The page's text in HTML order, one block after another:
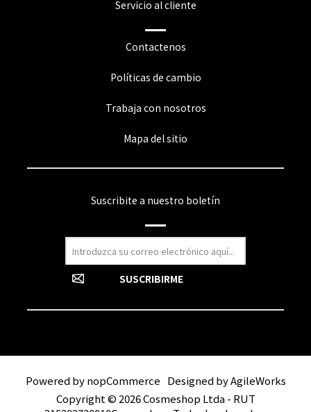
Servicio al cliente
Contactenos
Políticas de cambio
Trabaja con nosotros
Mapa del sitio
Suscribite a nuestro boletín
Powered bynopCommerce Designed byAgileWorks
Copyright © 2026 Cosmeshop Ltda - RUT